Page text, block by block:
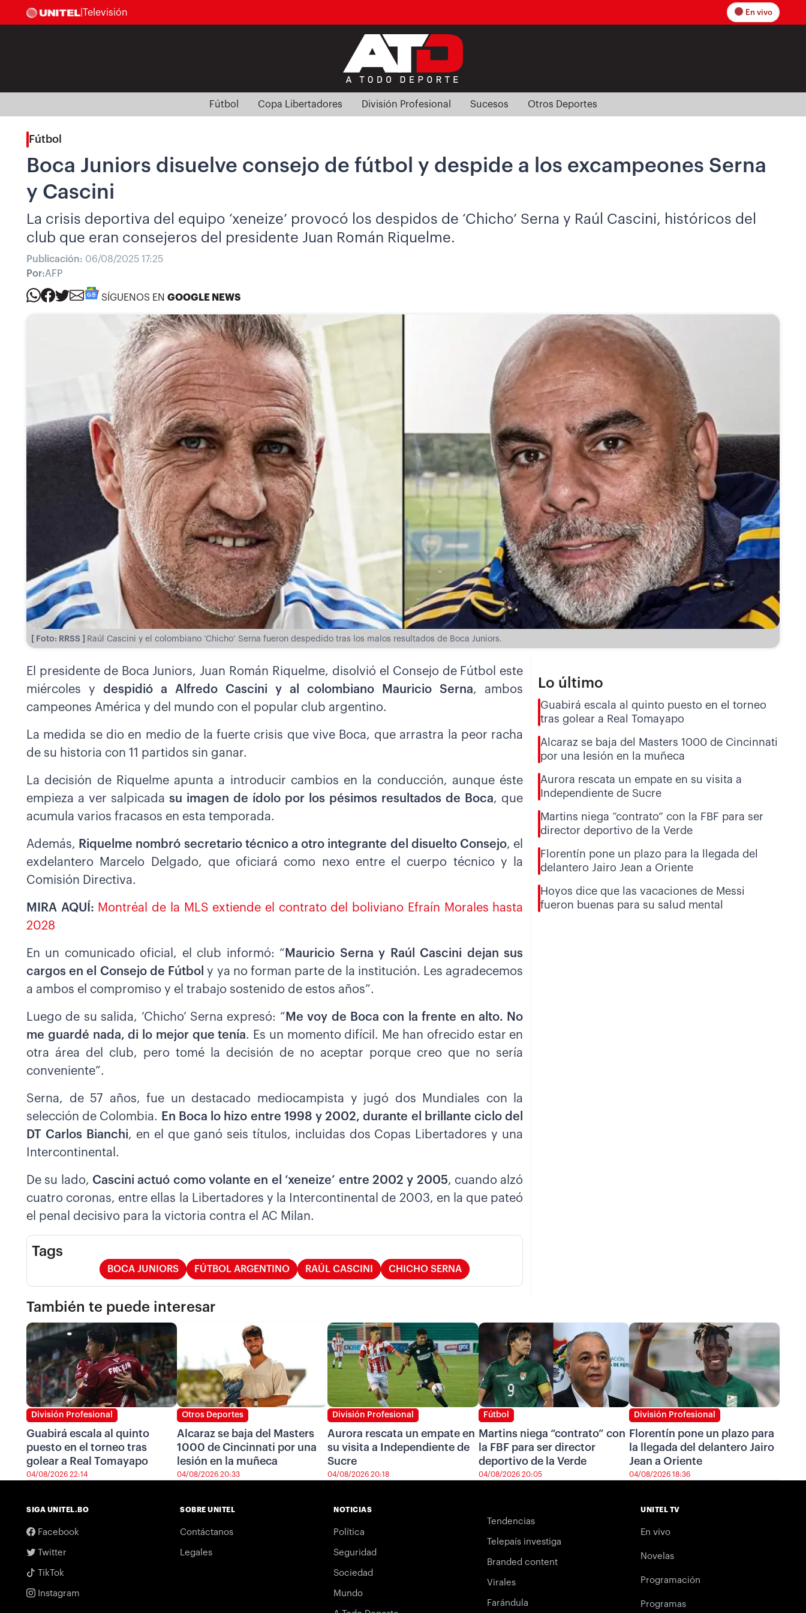
Televisión En vivo
Fútbol Copa Libertadores División Profesional Sucesos Otros Deportes
Fútbol
Boca Juniors disuelve consejo de fútbol y despide a los excampeones Serna
y Cascini
La crisis deportiva del equipo ‘xeneize’ provocó los despidos de ‘Chicho’ Serna y Raúl Cascini, históricos del
club que eran consejeros del presidente Juan Román Riquelme.
Publicación: 06/08/2025 17:25
Por:AFP
SÍGUENOS EN GOOGLE NEWS
[ Foto: RRSS ] Raúl Cascini y el colombiano ‘Chicho’ Serna fueron despedido tras los malos resultados de Boca Juniors.
El presidente de Boca Juniors, Juan Román Riquelme, disolvió el Consejo de Fútbol este
miércoles ydespidió a Alfredo Cascini y al colombiano Mauricio Serna, ambos
campeones América y del mundo con el popular club argentino.
La medida se dio en medio de la fuerte crisis que vive Boca, que arrastra la peor racha
de su historia con 11 partidos sin ganar.
La decisión de Riquelme apunta a introducir cambios en la conducción, aunque éste
empieza a ver salpicadasu imagen de ídolo por los pésimos resultados de Boca, que
acumula varios fracasos en esta temporada.
Además, Riquelme nombró secretario técnico a otro integrante del disuelto Consejo, el
exdelantero Marcelo Delgado, que oficiará como nexo entre el cuerpo técnico y la
Comisión Directiva.
MIRA AQUÍ: Montréal de la MLS extiende el contrato del boliviano Efraín Morales hasta
2028
En un comunicado oficial, el club informó: “ Mauricio Serna y Raúl Cascini dejan sus
cargos en el Consejo de Fútboly ya no forman parte de la institución. Les agradecemos
a ambos el compromiso y el trabajo sostenido de estos años”.
Luego de su salida, ‘Chicho’ Serna expresó: “ Me voy de Boca con la frente en alto. No
me guardé nada, di lo mejor que tenía. Es un momento difícil. Me han ofrecido estar en
otra área del club, pero tomé la decisión de no aceptar porque creo que no sería
conveniente”.
Serna, de 57 años, fue un destacado mediocampista y jugó dos Mundiales con la
selección de Colombia. En Boca lo hizo entre 1998 y 2002, durante el brillante ciclo del
DT Carlos Bianchi, en el que ganó seis títulos, incluidas dos Copas Libertadores y una
Intercontinental.
De su lado, Cascini actuó como volante en el ‘xeneize’ entre 2002 y 2005, cuando alzó
cuatro coronas, entre ellas la Libertadores y la Intercontinental de 2003, en la que pateó
el penal decisivo para la victoria contra el AC Milan.
Tags
BOCA JUNIORS FÚTBOL ARGENTINO RAÚL CASCINI CHICHO SERNA
Lo último
Guabirá escala al quinto puesto en el torneo
tras golear a Real Tomayapo
Alcaraz se baja del Masters 1000 de Cincinnati
por una lesión en la muñeca
Aurora rescata un empate en su visita a
Independiente de Sucre
Martins niega “contrato” con la FBF para ser
director deportivo de la Verde
Florentín pone un plazo para la llegada del
delantero Jairo Jean a Oriente
Hoyos dice que las vacaciones de Messi
fueron buenas para su salud mental
También te puede interesar
División Profesional
Guabirá escala al quinto
puesto en el torneo tras
golear a Real Tomayapo
04/08/2026 22:14
Otros Deportes
Alcaraz se baja del Masters
1000 de Cincinnati por una
lesión en la muñeca
04/08/2026 20:33
División Profesional
Aurora rescata un empate en
su visita a Independiente de
Sucre
04/08/2026 20:18
Fútbol
Martins niega “contrato” con
la FBF para ser director
deportivo de la Verde
04/08/2026 20:05
División Profesional
Florentín pone un plazo para
la llegada del delantero Jairo
Jean a Oriente
04/08/2026 18:36
SIGA UNITEL.BO
Facebook
Twitter
TikTok
Instagram
SOBRE UNITEL
Contáctanos
Legales
NOTICIAS
Política
Seguridad
Sociedad
Mundo
Tendencias
Telepaís investiga
Branded content
Virales
Farándula
UNITEL TV
En vivo
Novelas
Programación
Programas